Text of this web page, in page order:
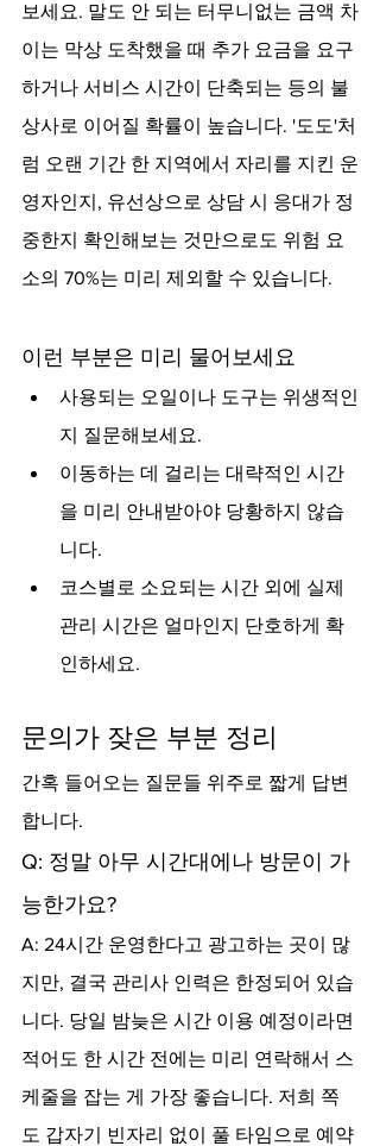
보세요. 말도 안 되는 터무니없는 금액 차
이는 막상 도착했을 때 추가 요금을 요구
하거나 서비스 시간이 단축되는 등의 불
상사로 이어질 확률이 높습니다. '도도'처
럼 오랜 기간 한 지역에서 자리를 지킨 운
영자인지, 유선상으로 상담 시 응대가 정
중한지 확인해보는 것만으로도 위험 요
소의 70%는 미리 제외할 수 있습니다.
이런 부분은 미리 물어보세요
사용되는 오일이나 도구는 위생적인
지 질문해보세요.
이동하는 데 걸리는 대략적인 시간
을 미리 안내받아야 당황하지 않습
니다.
코스별로 소요되는 시간 외에 실제
관리 시간은 얼마인지 단호하게 확
인하세요.
문의가 잦은 부분 정리
간혹 들어오는 질문들 위주로 짧게 답변
합니다.
Q: 정말 아무 시간대에나 방문이 가
능한가요?
A: 24시간 운영한다고 광고하는 곳이 많
지만, 결국 관리사 인력은 한정되어 있습
니다. 당일 밤늦은 시간 이용 예정이라면
적어도 한 시간 전에는 미리 연락해서 스
케줄을 잡는 게 가장 좋습니다. 저희 쪽
도 갑자기 빈자리 없이 풀 타임으로 예약